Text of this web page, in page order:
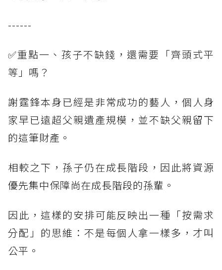
------
✅重點一、孩子不缺錢，還需要「齊頭式平
等」嗎？
謝霆鋒本身已經是非常成功的藝人，個人身
家早已遠超父親遺產規模，並不缺父親留下
的這筆財產。
相較之下，孫子仍在成長階段，因此將資源
優先集中保障尚在成長階段的孫輩。
因此，這樣的安排可能反映出一種「按需求
分配」的思維：不是每個人拿一樣多，才叫
公平。